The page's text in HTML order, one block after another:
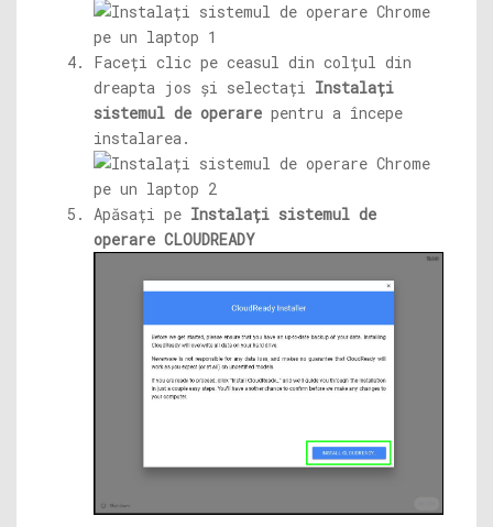
Faceți clic pe ceasul din colțul din
dreapta jos și selectați Instalați
sistemul de operare pentru a începe
instalarea.
Apăsați pe Instalați sistemul de
operare CLOUDREADY